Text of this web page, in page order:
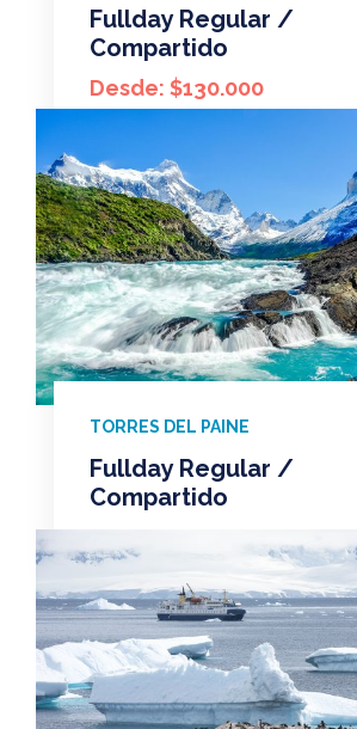
Fullday Regular /
Compartido
Desde: $130.000
TORRES DEL PAINE
Fullday Regular /
Compartido
Desde: $70.000